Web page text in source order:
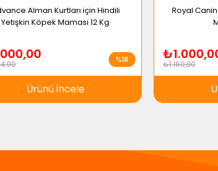
Alman Kurtları için Hindili
Yetişkin Köpek Maması 12 Kg
Ürünü İncele
%18
Royal
₺1.160,00